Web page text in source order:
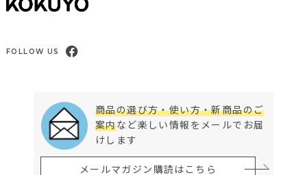
FOLLOW US
商品の選び方・使い方・新商品のご
案内など楽しい情報をメールでお届
けします
メールマガジン購読はこちら